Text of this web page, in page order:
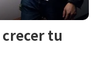
crecer tu